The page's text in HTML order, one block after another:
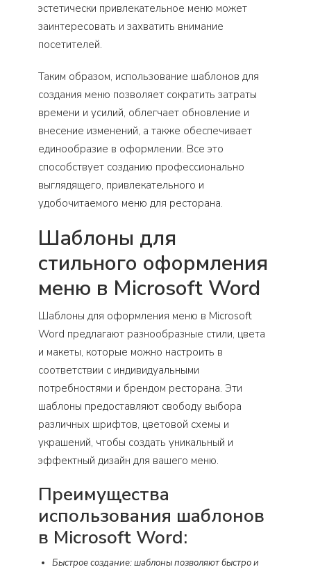
эстетически привлекательное меню может
заинтересовать и захватить внимание
посетителей.
Таким образом, использование шаблонов для
создания меню позволяет сократить затраты
времени и усилий, облегчает обновление и
внесение изменений, а также обеспечивает
единообразие в оформлении. Все это
способствует созданию профессионально
выглядящего, привлекательного и
удобочитаемого меню для ресторана.
Шаблоны для
стильного оформления
меню в Microsoft Word
Шаблоны для оформления меню в Microsoft
Word предлагают разнообразные стили, цвета
и макеты, которые можно настроить в
соответствии с индивидуальными
потребностями и брендом ресторана. Эти
шаблоны предоставляют свободу выбора
различных шрифтов, цветовой схемы и
украшений, чтобы создать уникальный и
эффектный дизайн для вашего меню.
Преимущества
использования шаблонов
в Microsoft Word:
Быстрое создание: шаблоны позволяют быстро и